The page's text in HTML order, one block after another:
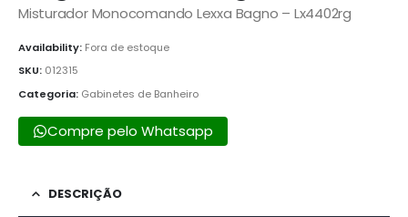
Misturador Monocomando Lexxa Bagno – Lx4402rg
Availability: Fora de estoque
SKU: 012315
Categoria: Gabinetes de Banheiro
Compre pelo Whatsapp
DESCRIÇÃO